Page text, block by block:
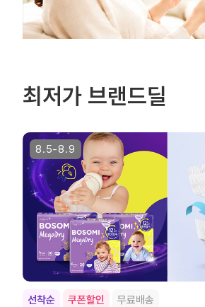
최저가 브랜드딜
8.5-8.9
선착순 쿠폰할인 무료배송